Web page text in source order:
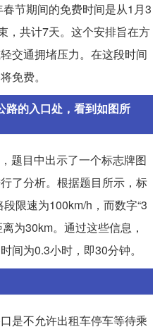
节期间的免费时间是从1月3
，共计7天。这个安排旨在方
交通拥堵压力。在这段时间
免费。
路的入口处，看到如图所
题目中出示了一个标志牌图
了分析。根据题目所示，标
限速为100km/h，而数字“3
为30km。通过这些信息，
间为0.3小时，即30分钟。
是不允许出租车停车等待乘